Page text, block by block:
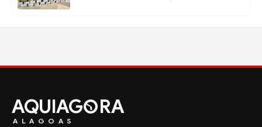
AQUIAG RA
ALAGOAS